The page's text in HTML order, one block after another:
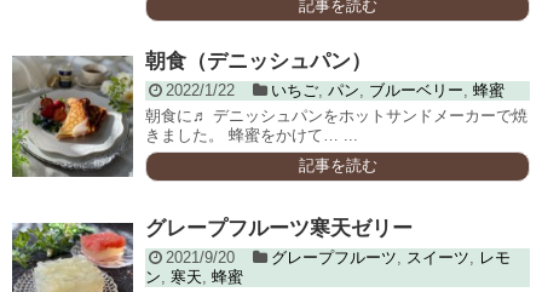
記事を読む
朝食（デニッシュパン）
2022/1/22 いちご, パン, ブルーベリー, 蜂蜜
朝食に♬ デニッシュパンをホットサンドメーカーで焼
きました。 蜂蜜をかけて… ...
記事を読む
グレープフルーツ寒天ゼリー
2021/9/20 グレープフルーツ, スイーツ, レモ
ン, 寒天, 蜂蜜